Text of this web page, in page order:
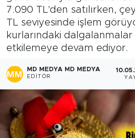
7.090 TL'den satılırken,
TL seviyesinde işlem
kurlarındaki dalgalanmalar
etkilemeye devam ediyor.
MD MEDYA MD MEDYA
EDITÖR
Yayladere-Yedisu
MD Prestij Dergisi
Siyaset
Spor
Yaşam
Son Dakika Haberleri
Haber Arşivi